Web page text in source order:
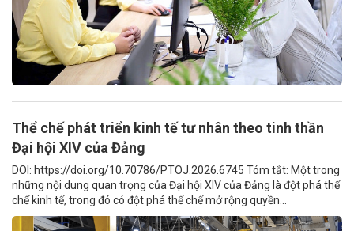
Thể chế phát triển kinh tế tư nhân theo tinh thần
Đại hội XIV của Đảng
DOI: https://doi.org/10.70786/PTOJ.2026.6745 Tóm tắt: Một trong
những nội dung quan trọng của Đại hội XIV của Đảng là đột phá thể
chế kinh tế, trong đó có đột phá thể chế mở rộng quyền...